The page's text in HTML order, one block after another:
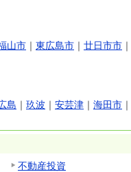
山市 ｜ 東広島市 ｜ 廿日市市 ｜
島 ｜ 玖波 ｜ 安芸津 ｜ 海田市 ｜
不動産投資